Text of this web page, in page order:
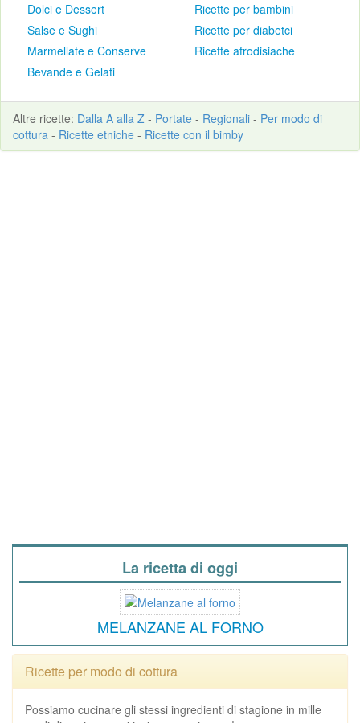
Dolci e Dessert
Salse e Sughi
Marmellate e Conserve
Bevande e Gelati
Ricette per bambini
Ricette per diabetci
Ricette afrodisiache
Altre ricette: Dalla A alla Z - Portate - Regionali - Per modo di
cottura - Ricette etniche - Ricette con il bimby
La ricetta di oggi
MELANZANE AL FORNO
Ricette per modo di cottura
Possiamo cucinare gli stessi ingredienti di stagione in mille